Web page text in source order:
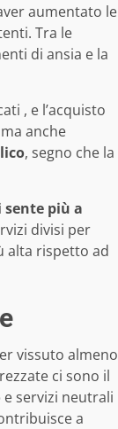
aumentato le
Tra le
di ansia e la
, e l’acquisto
anche
, segno che la
sente più a
divisi per
alta rispetto ad
vissuto almeno
ci sono il
e servizi neutrali
a